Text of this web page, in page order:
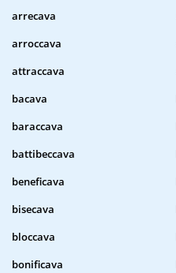
arrecava
arroccava
attraccava
bacava
baraccava
battibeccava
beneficava
bisecava
bloccava
bonificava